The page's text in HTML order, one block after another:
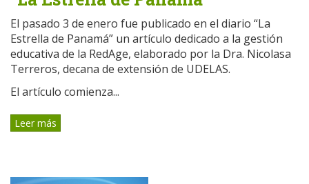
El pasado 3 de enero fue publicado en el diario “La
Estrella de Panamá” un artículo dedicado a la gestión
educativa de la RedAge, elaborado por la Dra. Nicolasa
Terreros, decana de extensión de UDELAS.
El artículo comienza...
Leer más